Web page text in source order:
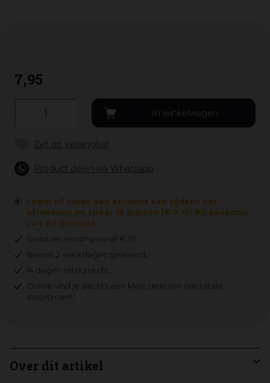
7,95
Product delen via Whatsapp
Login of maak een account aan tijdens het
afrekenen en spaar 15 punten (€ 0,15) bij aankoop
van dit product.
Gratis verzending vanaf € 75,-
Binnen 2 werkdagen geleverd.
14 dagen retourrecht.
Online vind je slechts een klein deel van ons totale
assortiment!
Over dit artikel